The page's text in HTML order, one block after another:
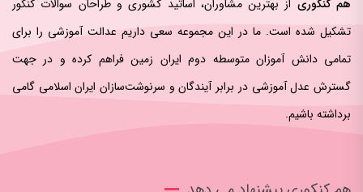
هم کنکوری از بهترین مشاوران، اساتید کشوری و طراحان سوالات کنکور
تشکیل شده است. ما در این مجموعه سعی داریم عدالت آموزشی را برای
تمامی دانش آموزان متوسطه دوم ایران زمین فراهم کرده و در جهت
گسترش عدل آموزشی در برابر آیندگان و سرنوشت‌سازان ایران اسلامی‌ گامی
برداشته باشیم.